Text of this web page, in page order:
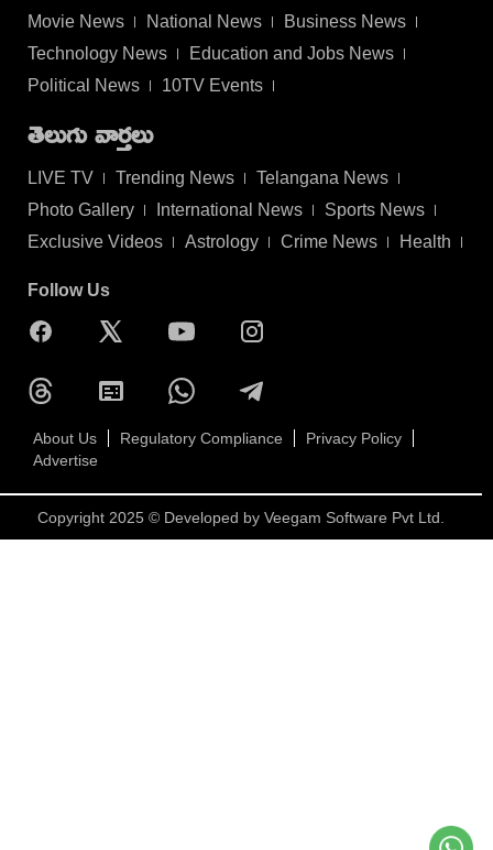
Movie News
National News
Business News
Technology News
Education and Jobs News
Political News
10TV Events
తెలుగు వార్తలు
LIVE TV Trending News
Telangana News
Photo Gallery
International News
Sports News
Exclusive Videos
Astrology Crime News Health
Follow Us
About Us Regulatory Compliance
Privacy Policy
Advertise
Copyright 2025 © Developed by Veegam Software Pvt Ltd.